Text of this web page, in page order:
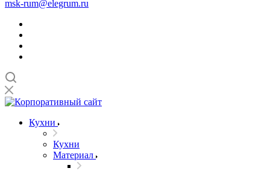
msk-rum@elegrum.ru
Кухни
Кухни
Материал